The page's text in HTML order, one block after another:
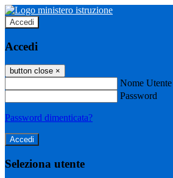
Accedi
Accedi
button close ×
Nome Utente
Password
Password dimenticata?
Seleziona utente